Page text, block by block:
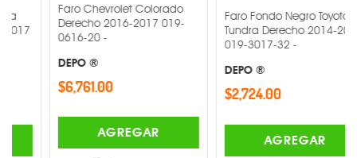
Faro Chevrolet Colorado
Derecho 2016-2017 019-
0616-20 -
DEPO ®
$6,761.00
AGREGAR
Faro Fondo Negro Toyota
Tundra Derecho 2014-2017
019-3017-32 -
DEPO ®
$2,724.00
AGREGAR